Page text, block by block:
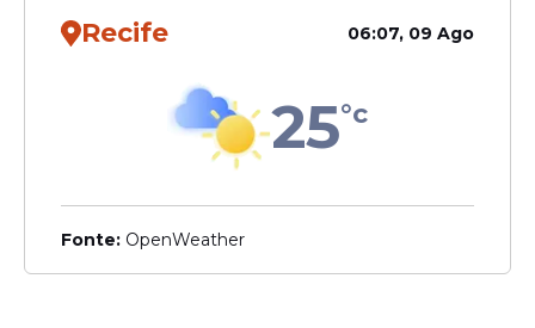
Estágio
Superior (clique aqui
). Neste mesmo link, a
todas as informações sobre oestágio
edital de seleção.
coeficiente de rendimento global do
estudante e nos conceitos da instituição
de ensino superior obtidos junto ao
Recife 06:07, 09 Ago
25°c
Fonte: OpenWeather